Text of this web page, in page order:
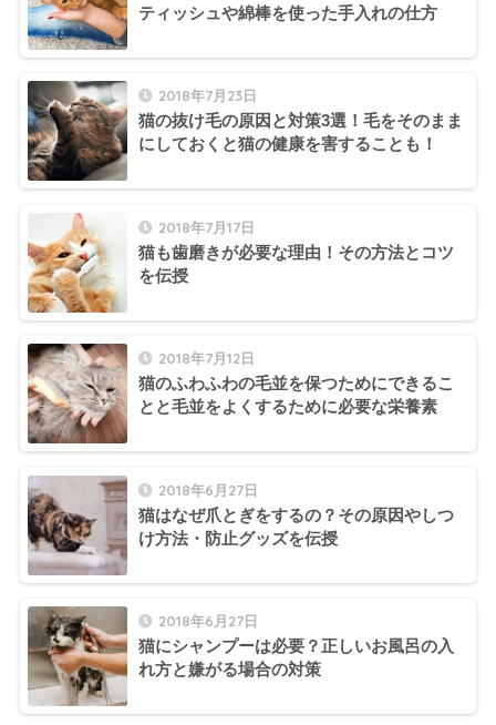
ティッシュや綿棒を使った手入れの仕方
2018年7月23日
猫の抜け毛の原因と対策3選！毛をそのまま
にしておくと猫の健康を害することも！
2018年7月17日
猫も歯磨きが必要な理由！その方法とコツ
を伝授
2018年7月12日
猫のふわふわの毛並を保つためにできるこ
とと毛並をよくするために必要な栄養素
2018年6月27日
猫はなぜ爪とぎをするの？その原因やしつ
け方法・防止グッズを伝授
2018年6月27日
猫にシャンプーは必要？正しいお風呂の入
れ方と嫌がる場合の対策